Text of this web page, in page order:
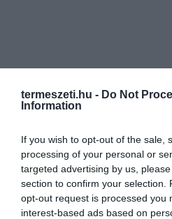
termeszeti.hu - Do Not
Information
If you wish to opt-out of the sale,
processing of your personal or
targeted advertising by us,
section to confirm your selection.
opt-out request is processed you
interest-based ads based on